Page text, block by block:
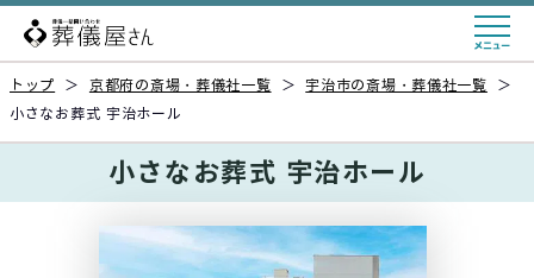
トップ ＞ 京都府の斎場・葬儀社一覧 ＞ 宇治市の斎場・葬儀社一覧
＞
小さなお葬式 宇治ホール
小さなお葬式 宇治ホール